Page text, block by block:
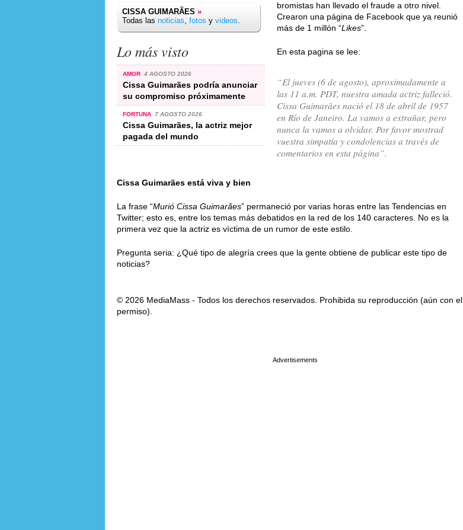
CISSA GUIMARÃES »
Todas las noticias, fotos y videos.
Lo más visto
AMOR 4 AGOSTO 2026
Cissa Guimarães podría anunciar
su compromiso próximamente
FORTUNA 7 AGOSTO 2026
Cissa Guimarães, la actriz mejor
pagada del mundo
bromistas han llevado el fraude a otro nivel.
Crearon una página de Facebook que ya reunió
más de 1 millón “Likes”.
En esta pagina se lee:
“El jueves (6 de agosto), aproximadamente a
las 11 a.m. PDT, nuestra amada actriz falleció.
Cissa Guimarães nació el 18 de abril de 1957
en Río de Janeiro. La vamos a extrañar, pero
nunca la vamos a olvidar. Por favor mostrad
vuestra simpatía y condolencias a través de
comentarios en esta página”.
Cissa Guimarães está viva y bien
La frase “Murió Cissa Guimarães” permaneció por varias horas entre las Tendencias en
Twitter; esto es, entre los temas más debatidos en la red de los 140 caracteres. No es la
primera vez que la actriz es víctima de un rumor de este estilo.
Pregunta seria: ¿Qué tipo de alegría crees que la gente obtiene de publicar este tipo de
noticias?
© 2026 MediaMass - Todos los derechos reservados. Prohibida su reproducción (aún con el
permiso).